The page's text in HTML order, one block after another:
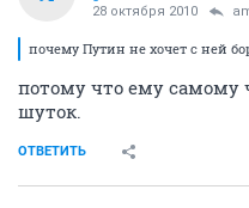
28 октября 2010
почему Путин не хочет с ней
потому что ему самому
шуток.
ОТВЕТИТЬ